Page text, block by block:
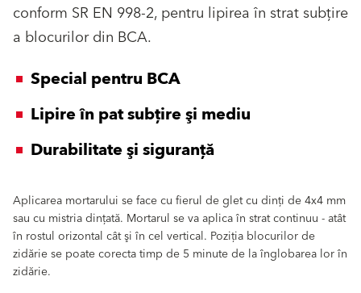
conform SR EN 998-2, pentru lipirea în strat subţire
a blocurilor din BCA.
Special pentru BCA
Lipire în pat subţire şi mediu
Durabilitate şi siguranţă
Aplicarea mortarului se face cu fierul de glet cu dinţi de 4x4 mm
sau cu mistria dinţată. Mortarul se va aplica în strat continuu - atât
în rostul orizontal cât şi în cel vertical. Poziţia blocurilor de
zidărie se poate corecta timp de 5 minute de la înglobarea lor în
zidărie.